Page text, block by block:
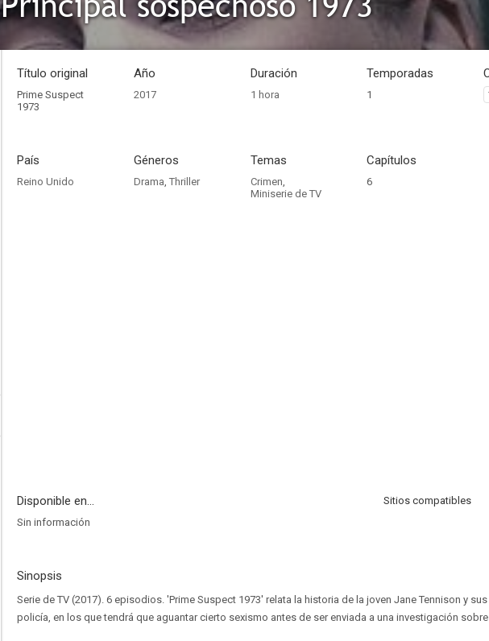
Título original
Prime Suspect
1973
Año
2017
Duración
1 hora
Temporadas
1
País
Reino Unido
Géneros
Drama, Thriller
Temas
Crimen,
Miniserie de TV
Capítulos
6
Disponible en...
Sitios compatibles
Sin información
Sinopsis
Serie de TV (2017). 6 episodios. 'Prime Suspect 1973' relata la historia de la joven Jane Tennison y
policía, en los que tendrá que aguantar cierto sexismo antes de ser enviada a una investigación